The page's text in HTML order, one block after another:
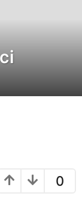
0